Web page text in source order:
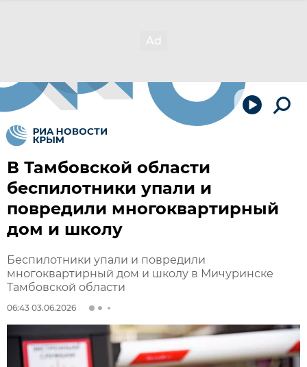
В Тамбовской области
беспилотники упали и
повредили многоквартирный
дом и школу
Беспилотники упали и повредили
многоквартирный дом и школу в Мичуринске
Тамбовской области
06:43 03.06.2026